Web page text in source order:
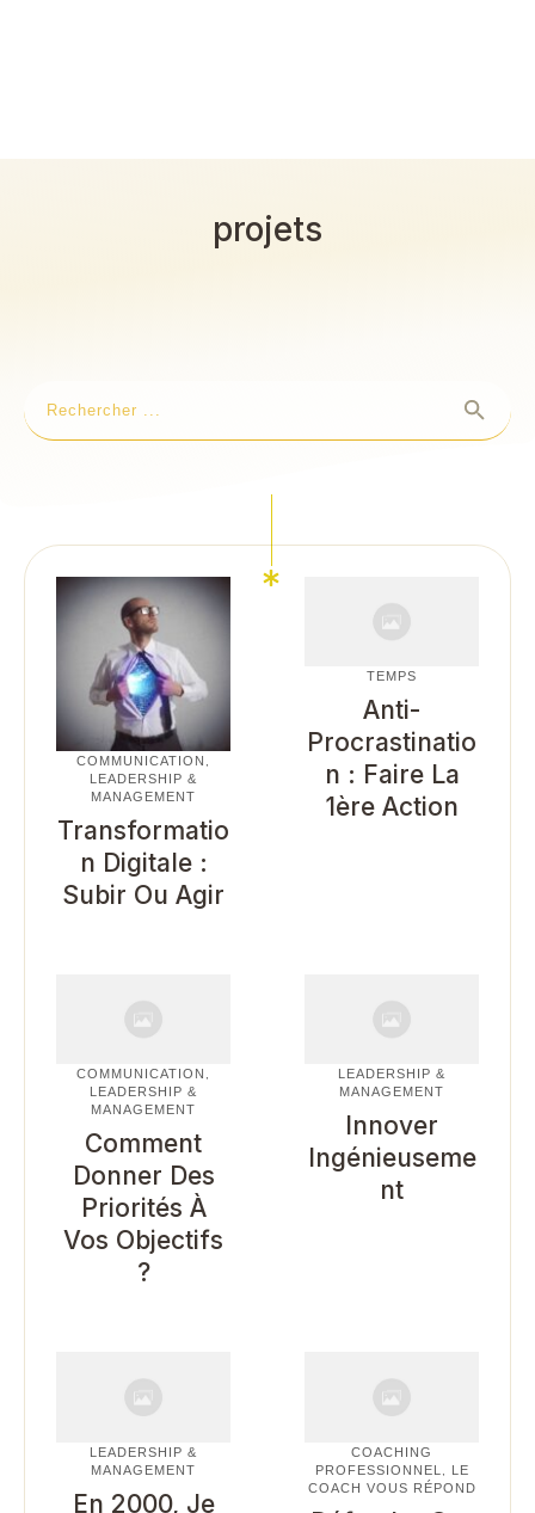
projets
COMMUNICATION
LEADERSHIP &
MANAGEMENT
Transformatio
N Digitale :
Subir Ou Agir
TEMPS
Anti-
Procrastinatio
N : Faire La
1ère Action
COMMUNICATION ,
LEADERSHIP &
MANAGEMENT
Comment
Donner Des
Priorités À
Vos Objectifs
?
LEADERSHIP &
MANAGEMENT
Innover
Ingénieuseme
Nt
LEADERSHIP &
MANAGEMENT
En 2000, Je
COACHING
PROFESSIONNEL
LE
COACH VOUS RÉPOND